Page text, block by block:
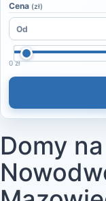
Cena (zł)
0 zł
Domy